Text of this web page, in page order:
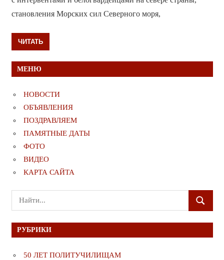
становления Морских сил Северного моря,
ЧИТАТЬ
МЕНЮ
НОВОСТИ
ОБЪЯВЛЕНИЯ
ПОЗДРАВЛЯЕМ
ПАМЯТНЫЕ ДАТЫ
ФОТО
ВИДЕО
КАРТА САЙТА
Поиск
для:
ПОИСК
РУБРИКИ
50 ЛЕТ ПОЛИТУЧИЛИЩАМ